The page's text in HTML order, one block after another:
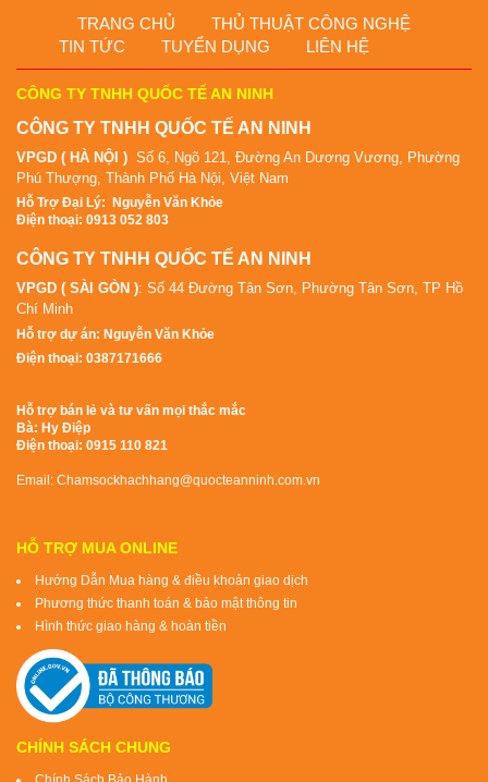
TRANG CHỦ
THỦ THUẬT CÔNG NGHỆ
TIN TỨC
TUYỂN DỤNG LIÊN HỆ
CÔNG TY TNHH QUỐC TẾ AN NINH
CÔNG TY TNHH QUỐC TẾ AN NINH
VPGD ( HÀ NỘI ) Số 6, Ngõ 121, Đường An Dương Vương, Phường
Phú Thượng, Thành Phố Hà Nội, Việt Nam
Hỗ Trợ Đại Lý: Nguyễn Văn Khỏe
Điện thoại: 0913 052 803
CÔNG TY TNHH QUỐC TẾ AN NINH
VPGD ( SÀI GÒN ): Số 44 Đường Tân Sơn, Phường Tân Sơn, TP Hồ
Chí Minh
Hỗ trợ dự án: Nguyễn Văn Khỏe
Điện thoại: 0387171666
Hỗ trợ bán lẻ và tư vấn mọi thắc mắc
Bà: Hy Điệp
Điện thoại: 0915 110 821
Email: Chamsockhachhang@quocteanninh.com.vn
HỖ TRỢ MUA ONLINE
Hướng Dẫn Mua hàng & điều khoản giao dịch
Phương thức thanh toán & bảo mật thông tin
Hình thức giao hàng & hoàn tiền
CHÍNH SÁCH CHUNG